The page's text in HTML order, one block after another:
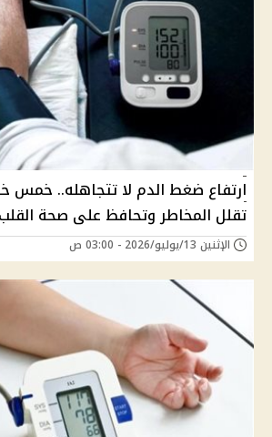
ارتفاع ضغط الدم لا تتجاهله.. خمس
تقلل المخاطر وتحافظ على صحة
الإثنين 13/يوليو/2026 - 03:00 ص